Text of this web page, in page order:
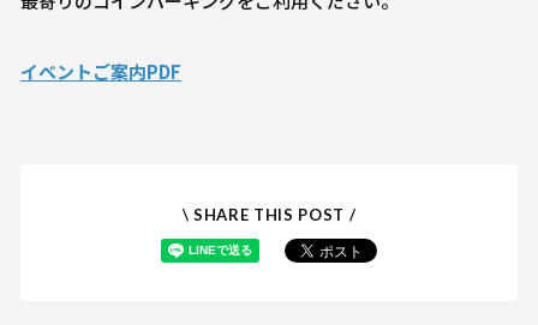
イベントご案内PDF
\ SHARE THIS POST /